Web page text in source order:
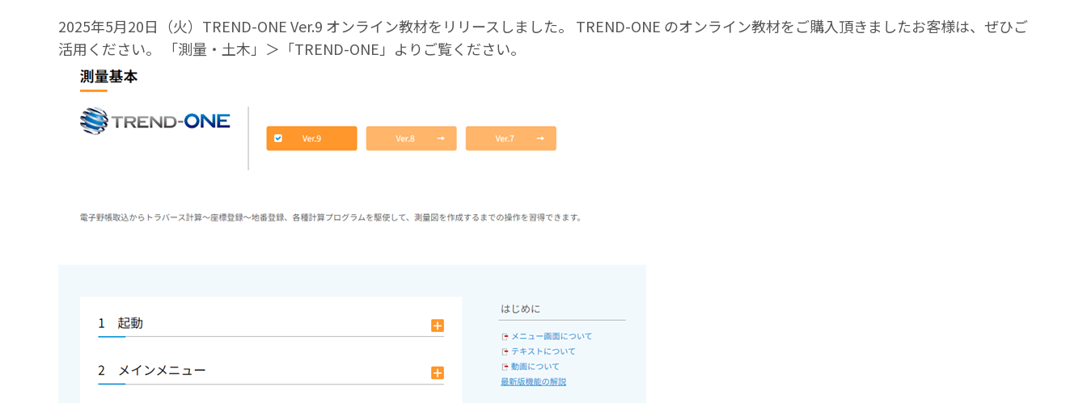
2025年5月20日（火）TREND-ONE Ver.9 オンライン教材をリリースしました。 TREND-ONE のオンライン教材をご購入頂きましたお客様は、ぜひご
活用ください。 「測量・土木」＞「TREND-ONE」よりご覧ください。